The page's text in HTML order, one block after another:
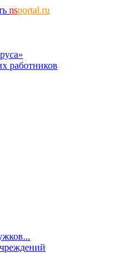
nsportal.ru
работников